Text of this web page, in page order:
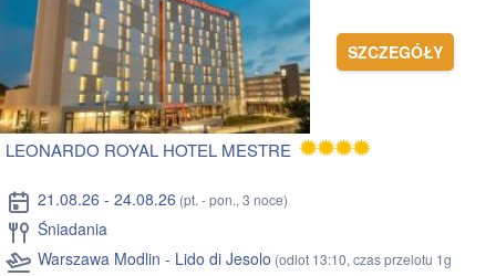
SZCZEGÓŁY
LEONARDO ROYAL HOTEL MESTRE
21.08.26 - 24.08.26 (pt. - pon., 3 noce)
Śniadania
Warszawa Modlin - Lido di Jesolo (odlot 13:10, czas przelotu 1g